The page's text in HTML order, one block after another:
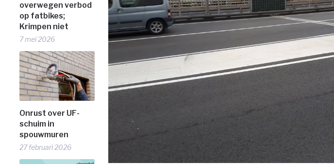
overwegen verbod
op fatbikes;
Krimpen niet
7 mei 2026
Onrust over UF-
schuim in
spouwmuren
27 februari 2026